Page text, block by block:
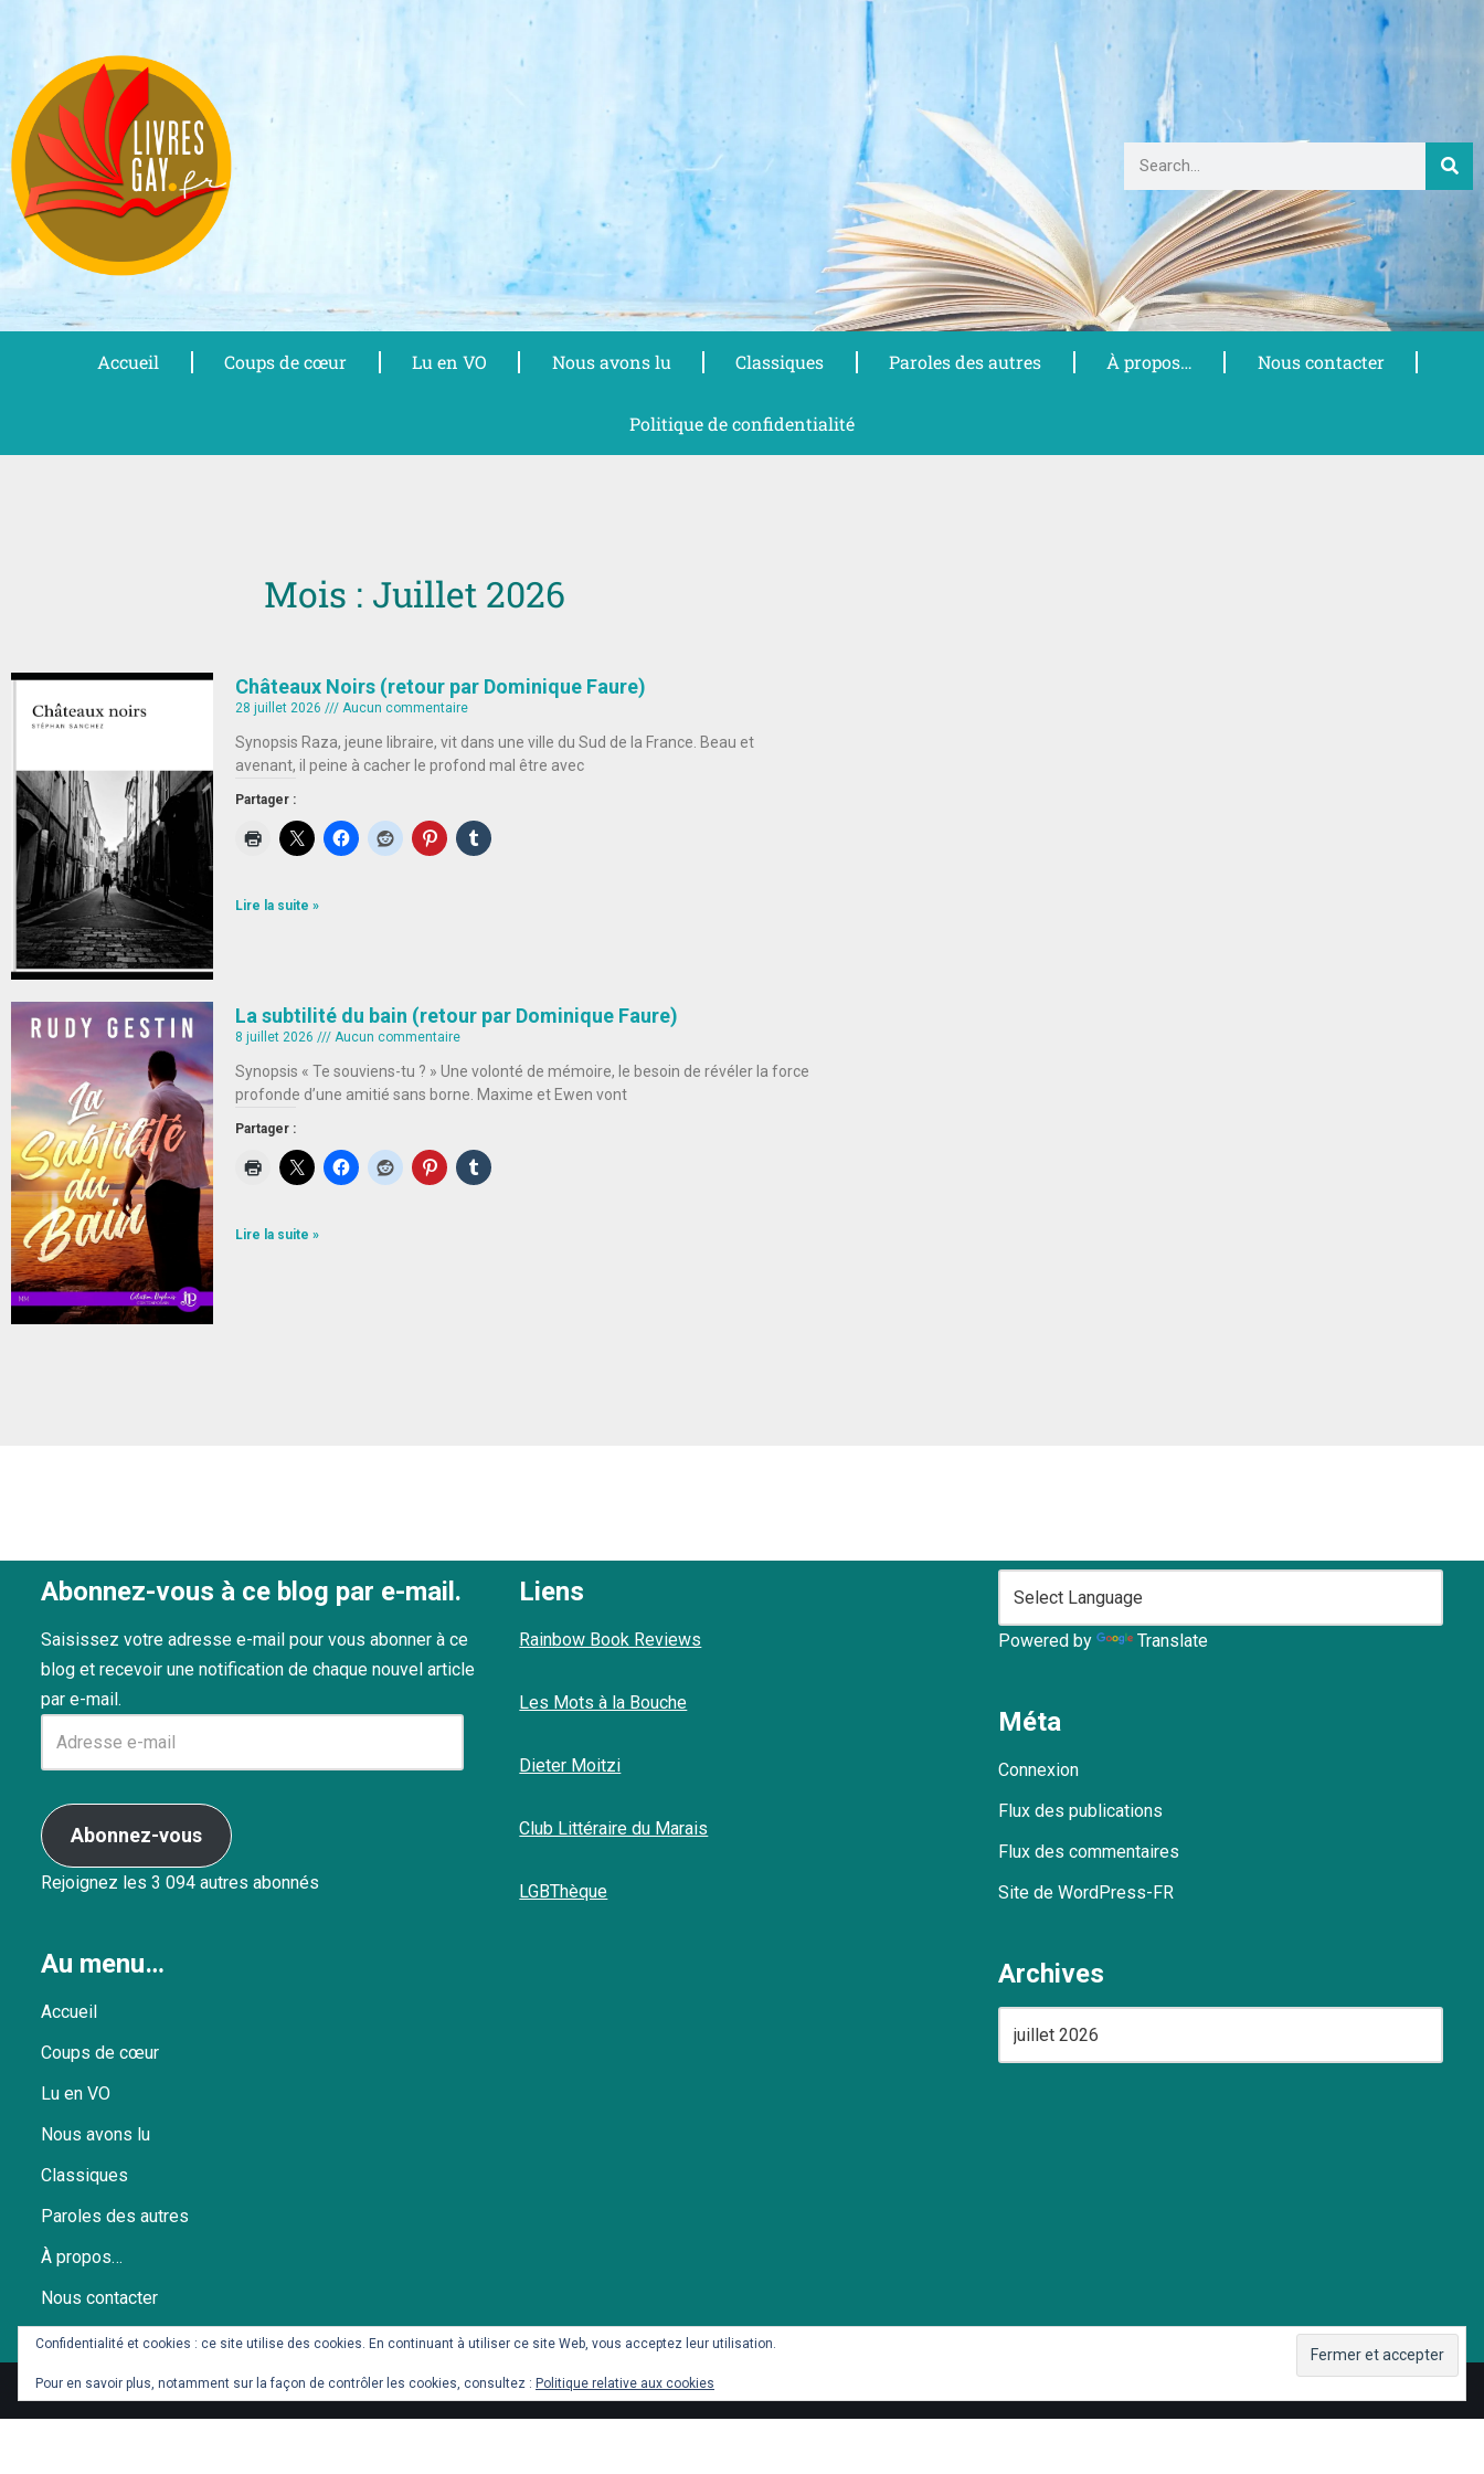
Aller
contenu
Accueil Coups de cœur Lu en VO Nous avons lu Classiques Paroles des autres À propos… Nous contacter
Politique de confidentialité
Mois : Juillet 2026
Châteaux Noirs (retour par Dominique Faure)
28 juillet 2026 Aucun commentaire
Synopsis Raza, jeune libraire, vit dans une ville du Sud de la France. Beau et
avenant, il peine à cacher le profond mal être avec
Partager :
Lire la suite »
La subtilité du bain (retour par Dominique Faure)
8 juillet 2026 Aucun commentaire
Synopsis « Te souviens-tu ? » Une volonté de mémoire, le besoin de révéler la force
profonde d’une amitié sans borne. Maxime et Ewen vont
Partager :
Lire la suite »
Abonnez-vous à ce blog par e-mail.
Saisissez votre adresse e-mail pour vous abonner à ce
blog et recevoir une notification de chaque nouvel article
par e-mail.
Abonnez-vous
Rejoignez les 3 094 autres abonnés
Au menu…
Accueil
Coups de cœur
Lu en VO
Nous avons lu
Classiques
Paroles des autres
À propos…
Nous contacter
Politique de confidentialité
Liens
Rainbow Book Reviews
Les Mots à la Bouche
Dieter Moitzi
Club Littéraire du Marais
LGBThèque
Powered by Translate
Méta
Connexion
Flux des publications
Flux des commentaires
Site de WordPress-FR
Archives
© Dieter et Seb
Confidentialité et cookies : ce site utilise des cookies. En continuant à utiliser ce site Web, vous acceptez leur utilisation.
Pour en savoir plus, notamment sur la façon de contrôler les cookies, consultez : Politique relative aux cookies